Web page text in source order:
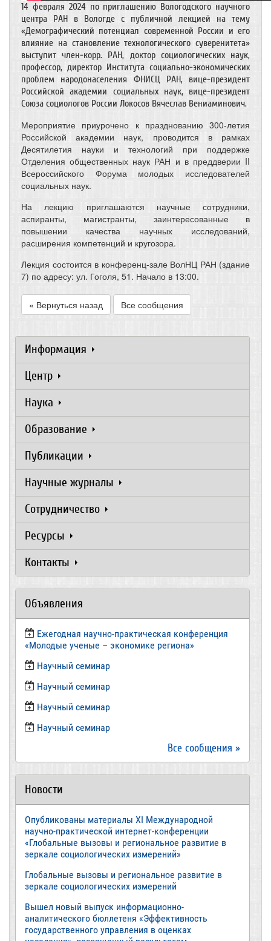
14 февраля 2024 по приглашению Вологодского научного
центра РАН в Вологде с публичной лекцией на тему
«Демографический потенциал современной России и его
влияние на становление технологического суверенитета»
выступит член-корр. РАН, доктор социологических наук,
профессор, директор Института социально-экономических
проблем народонаселения ФНИСЦ РАН, вице-президент
Российской академии социальных наук, вице-президент
Союза социологов России Локосов Вячеслав Вениаминович.
Мероприятие приурочено к празднованию 300-летия
Российской академии наук, проводится в рамках
Десятилетия науки и технологий при поддержке
Отделения общественных наук РАН и в преддверии II
Всероссийского Форума молодых исследователей
социальных наук.
На лекцию приглашаются научные сотрудники,
аспиранты, магистранты, заинтересованные в
повышении качества научных исследований,
расширения компетенций и кругозора.
Лекция состоится в конференц-зале ВолНЦ РАН (здание
7) по адресу: ул. Гоголя, 51. Начало в 13:00.
« Вернуться назад Все сообщения
Информация
Центр
Наука
Образование
Публикации
Научные журналы
Сотрудничество
Ресурсы
Контакты
Объявления
Ежегодная научно-практическая конференция
«Молодые ученые – экономике региона»
​Научный семинар
​Научный семинар
Научный семинар
​Научный семинар
Все сообщения »
Новости
Опубликованы материалы XI Международной
научно-практической интернет-конференции
«Глобальные вызовы и региональное развитие в
зеркале социологических измерений»
Глобальные вызовы и региональное развитие в
зеркале социологических измерений
Вышел новый выпуск информационно-
аналитического бюллетеня «Эффективность
государственного управления в оценках